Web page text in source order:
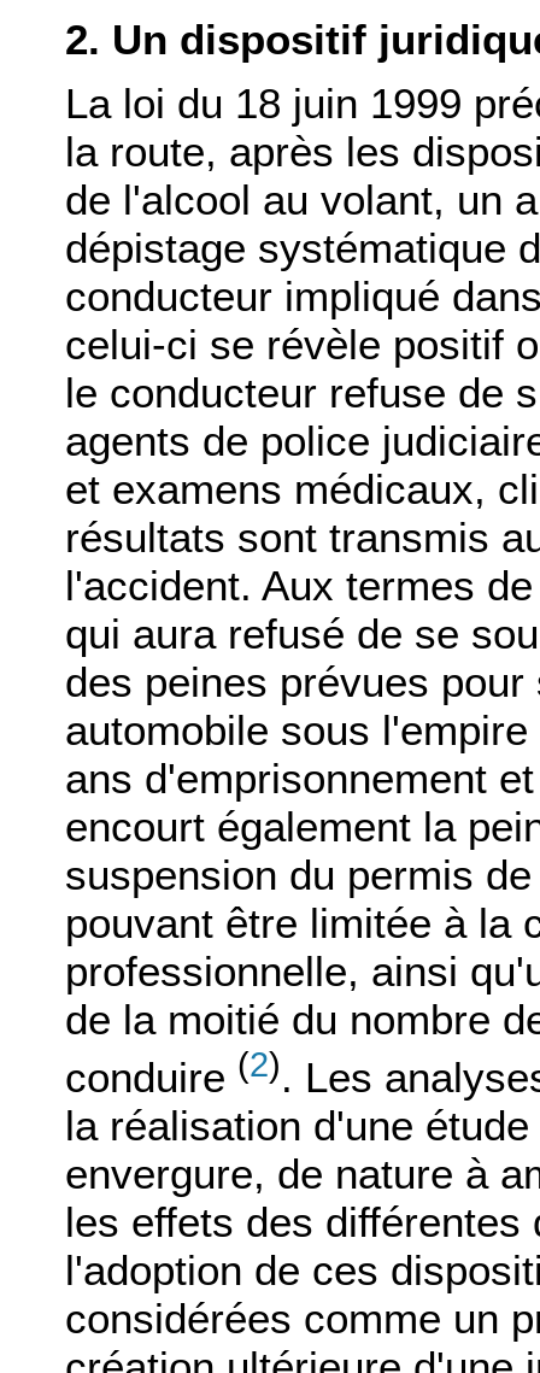
2. Un dispositif
La loi du 18 juin 1999
la route, après les
de l'alcool au volant, un
dépistage systématique
conducteur impliqué
celui-ci se révèle positif
le conducteur refuse de
agents de police
et examens médicaux,
résultats sont transmis
l'accident. Aux termes
qui aura refusé de se
des peines prévues
automobile sous
ans d'emprisonnement
encourt également la
suspension du permis
pouvant être limitée à la
professionnelle, ainsi
de la moitié du nombre
conduire (2). Les
la réalisation d'une
envergure, de nature à
les effets des
l'adoption de ces
considérées comme un